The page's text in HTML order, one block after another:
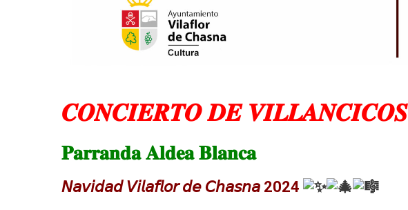
𝑪𝑶𝑵𝑪𝑰𝑬𝑹𝑻𝑶 𝑫𝑬 𝑽𝑰𝑳𝑳𝑨𝑵𝑪𝑰𝑪𝑶𝑺
𝐏𝐚𝐫𝐫𝐚𝐧𝐝𝐚 𝐀𝐥𝐝𝐞𝐚 𝐁𝐥𝐚𝐧𝐜𝐚
𝘕𝘢𝘷𝘪𝘥𝘢𝘥 𝘝𝘪𝘭𝘢𝘧𝘭𝘰𝘳 𝘥𝘦 𝘊𝘩𝘢𝘴𝘯𝘢 2024